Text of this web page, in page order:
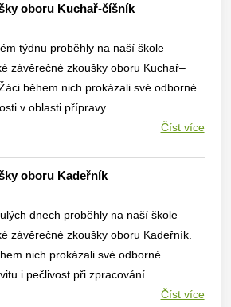
oboru Kuchař-číšník
týdnu proběhly na naší škole
závěrečné zkoušky oboru Kuchař–
během nich prokázali své odborné
v oblasti přípravy...
Číst více
oboru Kadeřník
dnech proběhly na naší škole
závěrečné zkoušky oboru Kadeřník.
nich prokázali své odborné
i pečlivost při zpracování...
Číst více